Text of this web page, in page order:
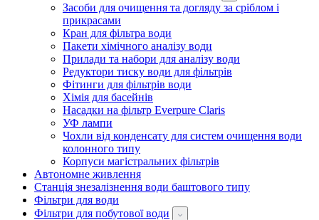
Засоби для очищення та догляду за сріблом і
прикрасами
Кран для фільтра води
Пакети хімічного аналізу води
Прилади та набори для аналізу води
Редуктори тиску води для фільтрів
Фітинги для фільтрів води
Хімія для басейнів
Насадки на фільтр Everpure Claris
УФ лампи
Чохли від конденсату для систем очищення води
колонного типу
Корпуси магістральних фільтрів
Автономне живлення
Станція знезалізнення води баштового типу
Фільтри для води
Фільтри для побутової води